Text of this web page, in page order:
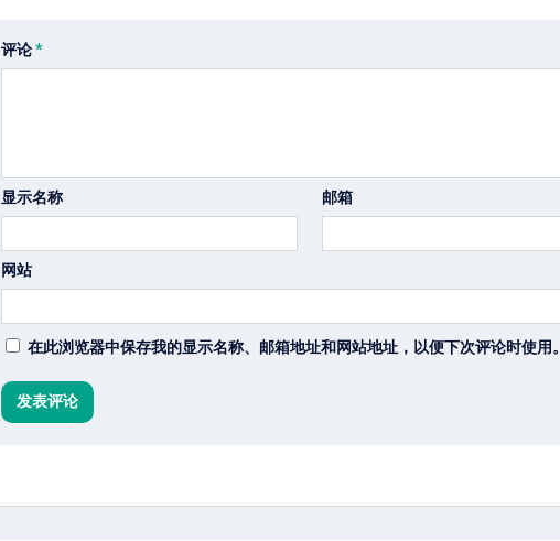
评论*
显示名称 邮箱
网站
在此浏览器中保存我的显示名称、邮箱地址和网站地址，以便下次评论时使用。